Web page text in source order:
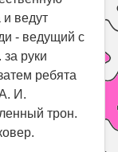
и ведут
- ведущий с
руки
ребята
И.
трон.